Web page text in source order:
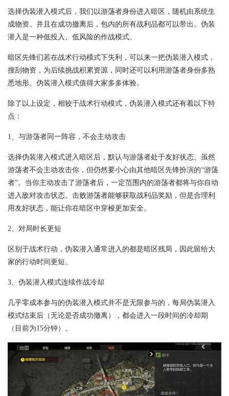
选择伪装潜入模式后，我们以游荡者身份进入暗区，随机由系统生
成物资。并且在成功撤离后，包内的所有战利品都可以带出。伪装
潜入是一种低投入、低风险的作战模式。
暗区先锋们若在战术行动模式下失利，可以来一把伪装潜入模式，
搜刮物资，为后续挑战积累资源，同时还可以利用游荡者身份多熟
悉地形。伪装潜入模式值得大家多多体验。
除了以上设定，相较于战术行动模式，伪装潜入模式还有着以下特
点：
1、与游荡者同一阵容，不会主动攻击
选择伪装潜入模式进入暗区后，默认与游荡者处于友好状态。虽然
游荡者不会主动攻击你，但仍然要小心由其他暗区先锋扮演的“游荡
者”。当你主动攻击了游荡者后，一定范围内的游荡者都将与你自动
进入敌对攻击状态。击败游荡者能够获取战利品奖励，但是合理利
用友好状态，能让你在暗区中穿梭更加安全。
2、对局时长更短
区别于战术行动，伪装潜入通常进入的都是暗区残局，因此留给大
家的行动时间更短。
3、伪装潜入模式连续作战冷却
几乎零成本参与的伪装潜入模式并不是无限参与的，每局伪装潜入
模式结束后（无论是否成功撤离），都会进入一段时间的冷却期
（目前为15分钟）。